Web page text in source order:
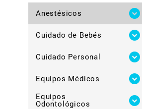
Anestésicos
Cuidado de Bebés
Cuidado Personal
Equipos Médicos
Equipos
Odontológicos